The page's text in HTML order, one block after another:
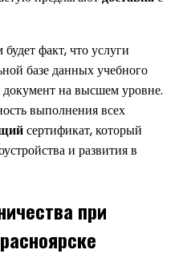
факт, что услуги
базе данных учебного
документ на высшем уровне.
выполнения всех
сертификат, который
и развития в
при